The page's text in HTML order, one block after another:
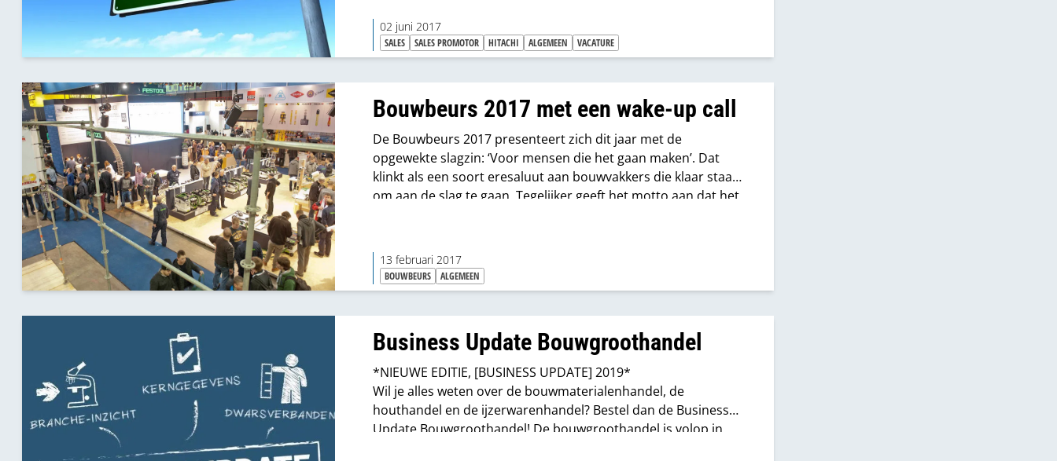
02 juni 2017
SALES SALES PROMOTOR HITACHI ALGEMEEN VACATURE
Bouwbeurs 2017 met een wake-up call
De Bouwbeurs 2017 presenteert zich dit jaar met de
opgewekte slagzin: ‘Voor mensen die het gaan maken’. Dat
klinkt als een soort eresaluut aan bouwvakkers die klaar staan
om aan de slag te gaan. Tegelijker geeft het motto aan dat het
terug, vooral vanwege het aantrekken van
de woningmarkt, maar een doorbraak naar intensieve
activiteiten in alle bouwsectoren moet nog komen.
13 februari 2017
BOUWBEURS ALGEMEEN
Business Update Bouwgroothandel
*NIEUWE EDITIE, [BUSINESS UPDATE] 2019*
Wil je alles weten over de bouwmaterialenhandel, de
houthandel en de ijzerwarenhandel? Bestel dan de Business
Update Bouwgroothandel! De bouwgroothandel is volop in